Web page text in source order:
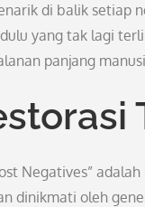
di balik
yang tak lagi
panjang
Negatives”
dinikmati oleh